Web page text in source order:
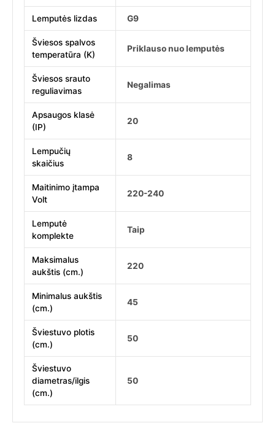
Lemputės lizdas G9
Šviesos spalvos
temperatūra (K)
Priklauso nuo lemputės
Šviesos srauto
reguliavimas
Negalimas
Apsaugos klasė
(IP)
20
Lempučių
skaičius
8
Maitinimo įtampa
Volt
220-240
Lemputė
komplekte
Taip
Maksimalus
aukštis (cm.)
220
Minimalus aukštis
(cm.)
45
Šviestuvo plotis
(cm.)
50
Šviestuvo
diametras/ilgis
(cm.)
50